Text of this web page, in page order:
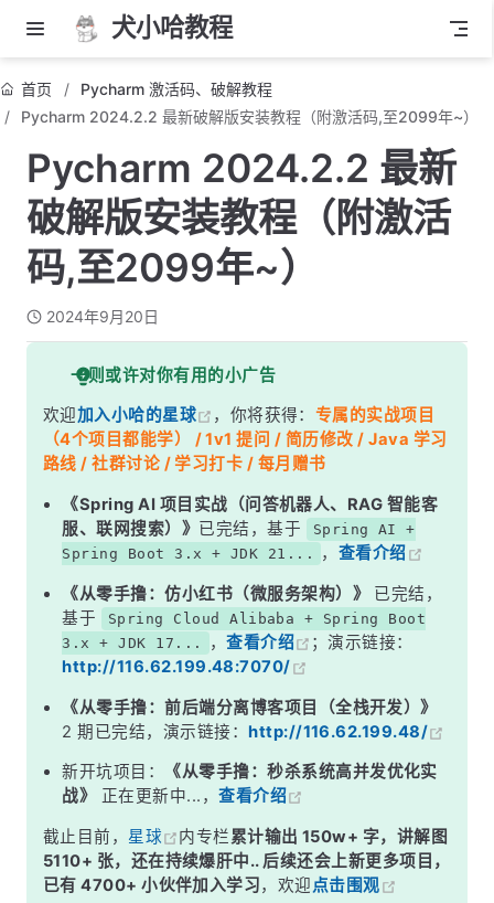
犬小哈教程
首页
Pycharm 激活码、破解教程
Pycharm 2024.2.2 最新破解版安装教程（附激活码,至2099年~）
Pycharm 2024.2.2 最新
破解版安装教程（附激活
码,至2099年~）
2024年9月20日
一则或许对你有用的小广告
欢迎加入小哈的星球 ，你将获得： 专属的实战项目
（4个项目都能学） / 1v1 提问 / 简历修改 / Java 学习
路线 / 社群讨论 / 学习打卡 / 每月赠书
《Spring AI 项目实战（问答机器人、RAG 智能客
服、联网搜索）》 已完结，基于
Spring AI +
Spring Boot 3.x + JDK 21...
， 查看介绍
《从零手撸：仿小红书（微服务架构）》
已完结，
基于
Spring Cloud Alibaba + Spring Boot
3.x + JDK 17...
，查看介绍
；演示链接：
http://116.62.199.48:7070/
《从零手撸：前后端分离博客项目（全栈开发）》
2 期已完结，演示链接：http://116.62.199.48/
新开坑项目：
《从零手撸：秒杀系统高并发优化实
战》
正在更新中...，查看介绍
截止目前， 星球 内专栏累计输出 150w+ 字，讲解图
5110+ 张，还在持续爆肝中.. 后续还会上新更多项目，
已有 4700+ 小伙伴加入学习，欢迎点击围观